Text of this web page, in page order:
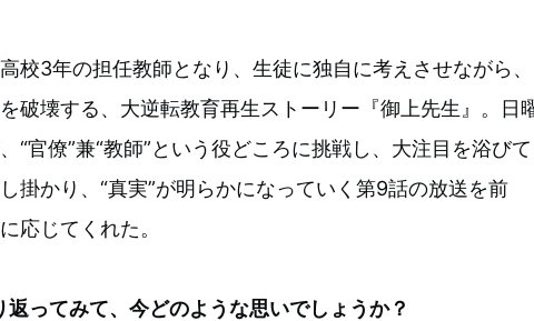
校3年の担任教師となり、生徒に独自に考えさせながら、
破壊する、大逆転教育再生ストーリー『御上先生』。日
“官僚”兼“教師”という役どころに挑戦し、大注目を浴びて
掛かり、“真実”が明らかになっていく第9話の放送を前
応じてくれた。
ってみて、今どのような思いでしょうか？